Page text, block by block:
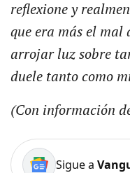
reflexione y
que era más el mal
arrojar luz sobre
duele tanto como
(Con información
Sigue a